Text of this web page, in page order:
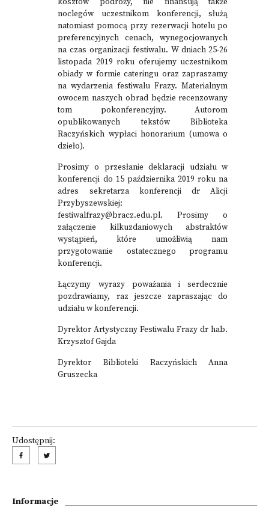
kosztów podróży, nie finansują także
noclegów uczestnikom konferencji, służą
natomiast pomocą przy rezerwacji hotelu po
preferencyjnych cenach, wynegocjowanych
na czas organizacji festiwalu. W dniach 25-26
listopada 2019 roku oferujemy uczestnikom
obiady w formie cateringu oraz zapraszamy
na wydarzenia festiwalu Frazy. Materialnym
owocem naszych obrad będzie recenzowany
tom pokonferencyjny. Autorom
opublikowanych tekstów Biblioteka
Raczyńskich wypłaci honorarium (umowa o
dzieło).
Prosimy o przesłanie deklaracji udziału w
konferencji do 15 października 2019 roku na
adres sekretarza konferencji dr Alicji
Przybyszewskiej:
festiwalfrazy@bracz.edu.pl. Prosimy o
załączenie kilkuzdaniowych abstraktów
wystąpień, które umożliwią nam
przygotowanie ostatecznego programu
konferencji.
Łączymy wyrazy poważania i serdecznie
pozdrawiamy, raz jeszcze zapraszając do
udziału w konferencji.
Dyrektor Artystyczny Festiwalu Frazy dr hab.
Krzysztof Gajda
Dyrektor Biblioteki Raczyńskich Anna
Gruszecka
Udostępnij:
Informacje